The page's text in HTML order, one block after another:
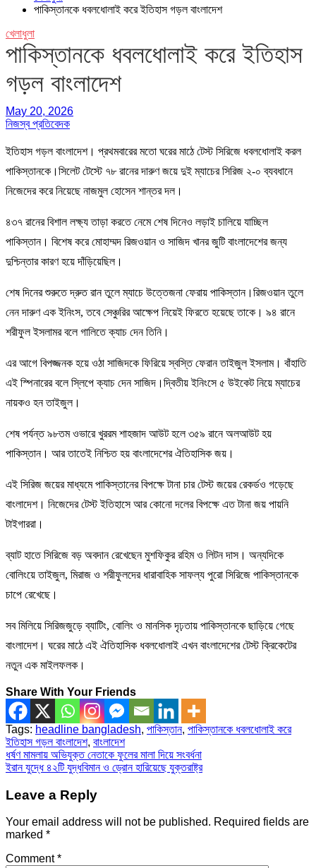
পাকিস্তানকে ধবলধোলাই করে ইতিহাস গড়ল বাংলাদেশ
খেলাধুলা
পাকিস্তানকে ধবলধোলাই করে ইতিহাস
গড়ল বাংলাদেশ
May 20, 2026
নিজস্ব প্রতিবেদক
ইতিহাস গড়ল বাংলাদেশ। প্রথমবারের মতো ঘরের মাঠে টেস্ট সিরিজে ধবলধোলাই করল
পাকিস্তানকে।সিলেট টেস্টে ৭৮ রানের দারুণ জয়ে দুই ম্যাচের সিরিজ ২-০ ব্যবধানে
নিজেদের করে নিয়েছে নাজমুল হোসেন শান্তর দল।
৪৩৭ রানের বিশাল লক্ষ্য তাড়া করতে নেমে শেষ দিনেও লড়াই চালিয়ে যাচ্ছিল
পাকিস্তান। বিশেষ করে মোহাম্মদ রিজওয়ান ও সাজিদ খানর জুটি বাংলাদেশের জন্য
দুশ্চিন্তার কারণ হয়ে দাঁড়িয়েছিল।
শেষ দিনের শুরুতে দ্রুত রান তুলে ম্যাচে উত্তেজনা ফেরায় পাকিস্তান।রিজওয়ান তুলে
নেন দারুণ এক ইনিংস, তবে সেঞ্চুরির আক্ষেপ নিয়েই ফিরতে হয়েছে তাকে। ৯৪ রানে
শরীফুল ইসলামর বলে গালিতে ক্যাচ দেন তিনি।
এর আগে বিপজ্জনক হয়ে ওঠা সাজিদকে ফিরিয়ে স্বস্তি ফেরান তাইজুল ইসলাম। বাঁহাতি
এই স্পিনারের বলে স্লিপে ক্যাচ দেন সাজিদ।দ্বিতীয় ইনিংসে ৫ উইকেট নিয়ে ম্যাচের
নায়কও হন তাইজুল।
শেষ পর্যন্ত ৯৮তম ওভারে খুররম শাহজাদ আউট হলে ৩৫৯ রানে অলআউট হয়
পাকিস্তান। আর তাতেই নিশ্চিত হয় বাংলাদেশের ঐতিহাসিক জয়।
এই সিরিজ জয়ের মাধ্যমে পাকিস্তানের বিপক্ষে টানা চার টেস্ট জয়ের রেকর্ডও গড়েছে
বাংলাদেশ। নিজেদের টেস্ট ইতিহাসে আর কোনো দলের বিপক্ষে এত টানা জয় পায়নি
টাইগাররা।
ব্যাট হাতে সিরিজে বড় অবদান রেখেছেন মুশফিকুর রহিম ও লিটন দাস। অন্যদিকে
বোলিংয়ে তাইজুল, মিরাজ ও শরীফুলদের ধারাবাহিক সাফল্য পুরো সিরিজে পাকিস্তানকে
চাপে রেখেছে।
সব মিলিয়ে সিরিজজুড়ে ব্যাটিং, বোলিং ও মানসিক দৃঢ়তায় পাকিস্তানকে ছাড়িয়ে গেছে
বাংলাদেশ। ঘরের মাঠে এই ঐতিহাসিক ধবলধোলাই এখন বাংলাদেশের টেস্ট ক্রিকেটের
নতুন এক মাইলফলক।
Share With Your Friends
Tags: headline bangladesh, পাকিস্তান, পাকিস্তানকে ধবলধোলাই করে
ইতিহাস গড়ল বাংলাদেশ, বাংলাদেশ
Post
navigation
ধর্ষণ মামলায় অভিযুক্ত নেতাকে ফুলের মালা দিয়ে সংবর্ধনা
ইরান যুদ্ধে ৪২টি যুদ্ধবিমান ও ড্রোন হারিয়েছে যুক্তরাষ্ট্র
Leave a Reply
Your email address will not be published. Required fields are
marked *
Comment*